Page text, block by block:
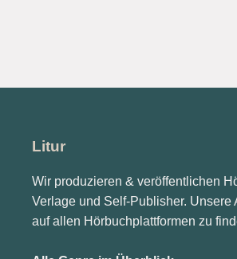
Litur
Wir produzieren & veröffentlichen
Verlage und Self-Publisher. Unsere
auf allen Hörbuchplattformen zu